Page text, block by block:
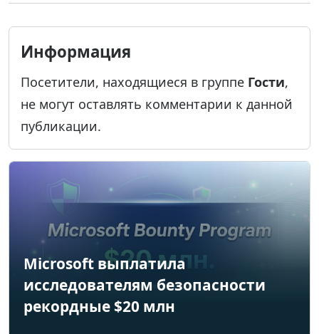
Информация
Посетители, находящиеся в группе Гости,
не могут оставлять комментарии к данной
публикации.
Microsoft выплатила
исследователям безопасности
рекордные $20 млн